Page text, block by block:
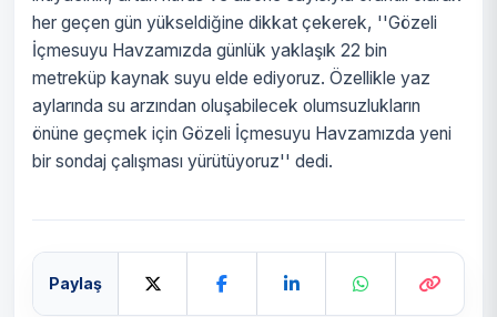
her geçen gün yükseldiğine dikkat çekerek, ''Gözeli
İçmesuyu Havzamızda günlük yaklaşık 22 bin
metreküp kaynak suyu elde ediyoruz. Özellikle yaz
aylarında su arzından oluşabilecek olumsuzlukların
önüne geçmek için Gözeli İçmesuyu Havzamızda yeni
bir sondaj çalışması yürütüyoruz'' dedi.
Paylaş